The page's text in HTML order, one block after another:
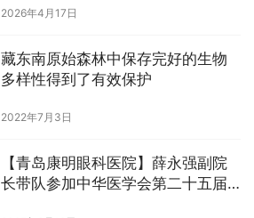
2026年4月17日
藏东南原始森林中保存完好的生物
多样性得到了有效保护
2022年7月3日
【青岛康明眼科医院】薛永强副院
长带队参加中华医学会第二十五届